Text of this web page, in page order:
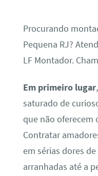
Procurando
Pequena RJ?
LF Montador.
Em primeiro lugar
saturado de
que não oferecem
Contratar
em sérias dores
arranhadas até a